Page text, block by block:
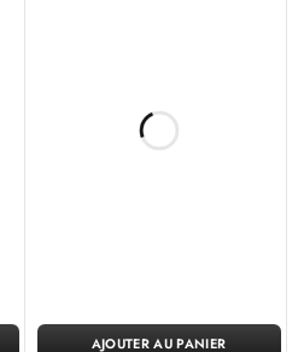
AJOUTER AU PANIER